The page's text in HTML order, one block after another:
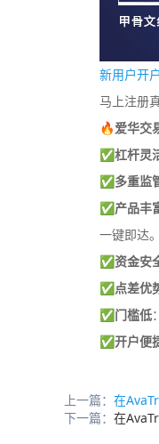
新用户开
马上注册
🔥爱华交
✅杠杆灵
✅多重监
✅产品丰
一键即达。
✅资金安
✅点差优
✅门槛低
✅开户便
上一篇： 在
下一篇： 在